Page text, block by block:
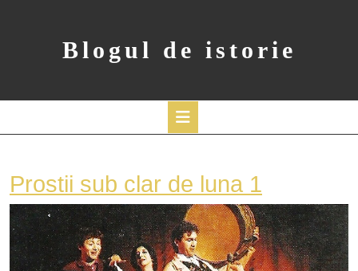
Blogul de istorie
Prostii sub clar de luna 1
sub
clar
de